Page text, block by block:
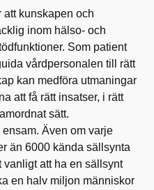
kunskapen och
inom hälso- och
Som patient
vårdpersonalen till rätt
kan medföra utmaningar
att få rätt insatser, i rätt
sätt.
Även om varje
än 6000 kända sällsynta
vanligt att ha en sällsynt
en halv miljon människor